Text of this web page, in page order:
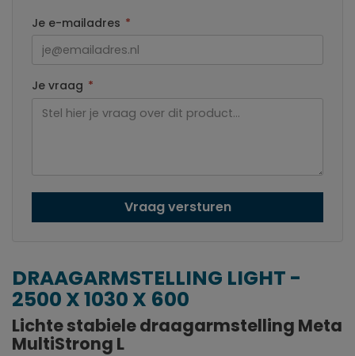
Je e-mailadres *
Je vraag *
Vraag versturen
DRAAGARMSTELLING LIGHT -
2500 X 1030 X 600
Lichte stabiele draagarmstelling Meta
MultiStrong L